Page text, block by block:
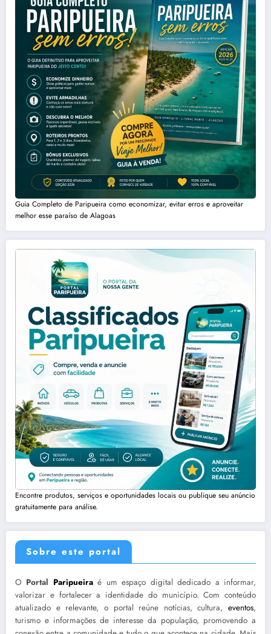
Guia Completo de Paripueira como economizar, evitar erros e aproveitar
melhor esse paraíso de Alagoas
Encontre produtos, serviços e oportunidades locais ou publique seu anúncio
gratuitamente para análise.
Sobre este portal
O Portal Paripueiraé um espaço digital dedicado a informar,
valorizar e fortalecer a identidade do município. Com conteúdo
atualizado e relevante, o portal reúne notícias, cultura, eventos,
turismo e informações de interesse da população, promovendo a